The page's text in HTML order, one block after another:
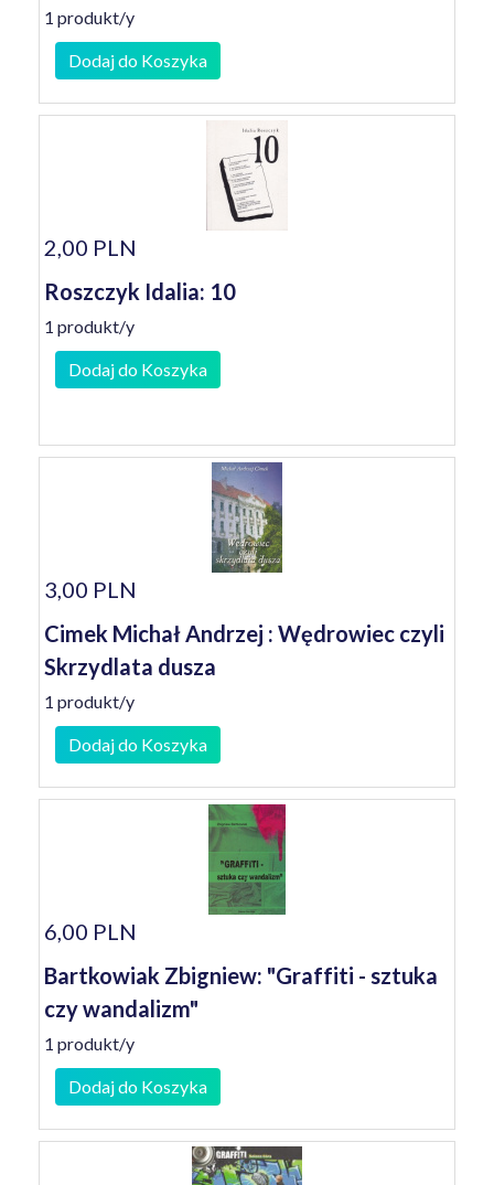
1 produkt/y
Dodaj do Koszyka
2,00 PLN
Roszczyk Idalia: 10
1 produkt/y
Dodaj do Koszyka
3,00 PLN
Cimek Michał Andrzej : Wędrowiec czyli
Skrzydlata dusza
1 produkt/y
Dodaj do Koszyka
6,00 PLN
Bartkowiak Zbigniew: "Graffiti - sztuka
czy wandalizm"
1 produkt/y
Dodaj do Koszyka